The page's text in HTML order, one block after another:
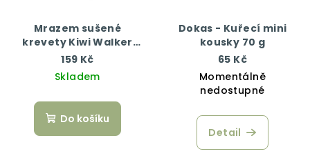
Mrazem sušené
krevety Kiwi Walker
50g
159 Kč
Skladem
Do košíku
Dokas - Kuřecí mini
kousky 70 g
65 Kč
Momentálně
nedostupné
Detail